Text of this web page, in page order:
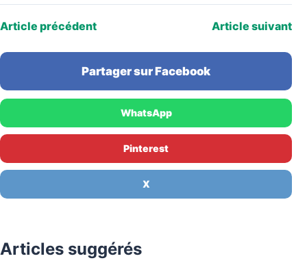
Article précédent Article suivant
Partager sur Facebook
WhatsApp
Pinterest
X
Articles suggérés